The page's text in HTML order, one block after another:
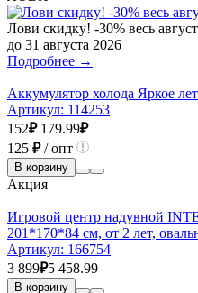
Лови скидку! -30% весь
до 31 августа 2026
Подробнее →
Аккумулятор холода Яркое
Артикул: 114253
152₽ 179.99₽
125 ₽/ опт
В корзину
Акция
Игровой центр надувной
201*170*84 см, от 2 лет,
Артикул: 166754
3 899₽5 458.99
В корзину